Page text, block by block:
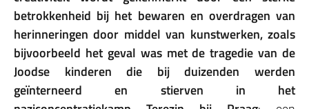
betrokkenheid bij het bewaren en overdragen van
herinneringen door middel van kunstwerken, zoals
bijvoorbeeld het geval was met de tragedie van de
Joodse kinderen die bij duizenden werden
geïnterneerd en stierven in het